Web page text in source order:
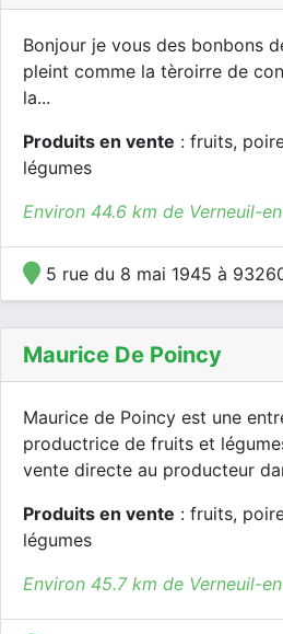
Bonjour je vous des bonbons
pleint comme la tèroirre de
la...
Produits en vente : fruits,
légumes
Environ 44.6 km de Verneuil-
5 rue du 8 mai 1945 à
Maurice De Poincy
Maurice de Poincy est une
productrice de fruits et
vente directe au producteur
Produits en vente : fruits,
légumes
Environ 45.7 km de Verneuil-